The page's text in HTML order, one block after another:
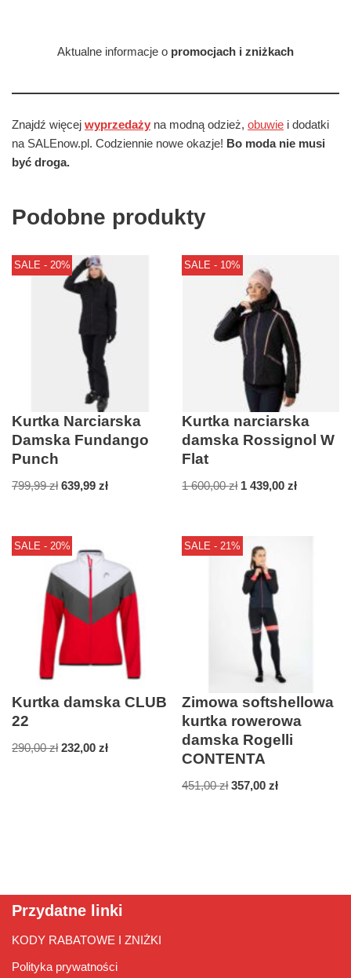
Aktualne informacje o promocjach i zniżkach
Znajdź więcej wyprzedaży na modną odzież, obuwie i dodatki
na SALEnow.pl. Codziennie nowe okazje! Bo moda nie musi
być droga.
Podobne produkty
SALE - 20%
Kurtka Narciarska
Damska Fundango
Punch
799,99zł 639,99 zł
SALE - 10%
Kurtka narciarska
damska Rossignol W
Flat
1 600,00zł 1 439,00zł
SALE - 20%
Kurtka damska CLUB
22
290,00zł 232,00 zł
SALE - 21%
Zimowa softshellowa
kurtka rowerowa
damska Rogelli
CONTENTA
451,00zł 357,00zł
Przydatne linki
KODY RABATOWE I ZNIŻKI
Polityka prywatności